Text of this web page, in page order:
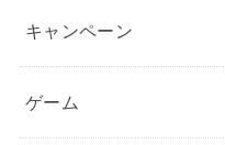
キャンペーン
ゲーム